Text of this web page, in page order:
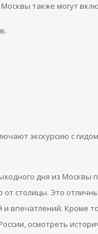
также могут
экскурсию с
дня из Москвы
от столицы. Это
впечатлений. Кроме
осмотреть